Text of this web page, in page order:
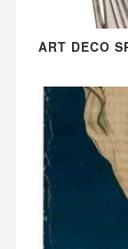
ART DECO